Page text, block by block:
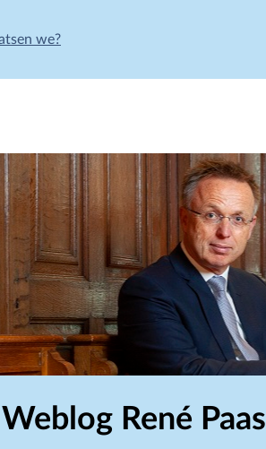
we?
Weblog René Paas